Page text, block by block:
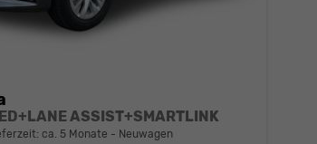
ASSIST+SMARTLINK
ca. 5 Monate Neuwagen